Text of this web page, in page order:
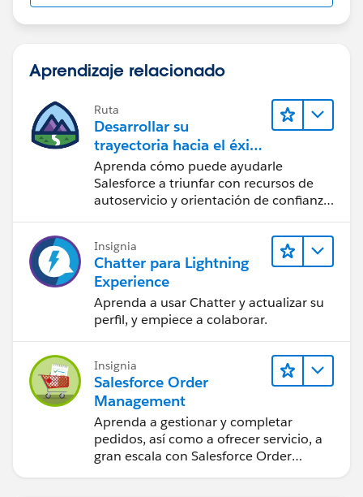
Aprendizaje relacionado
Ruta
Desarrollar su
trayectoria hacia el éxito
con la IA con Salesforce
Aprenda cómo puede ayudarle
Salesforce a triunfar con recursos de
autoservicio y orientación de confianza
Insignia
Chatter para Lightning
Experience
Aprenda a usar Chatter y actualizar su
perfil, y empiece a colaborar.
Insignia
Salesforce Order
Management
Aprenda a gestionar y completar
pedidos, así como a ofrecer servicio, a
gran escala con Salesforce Order